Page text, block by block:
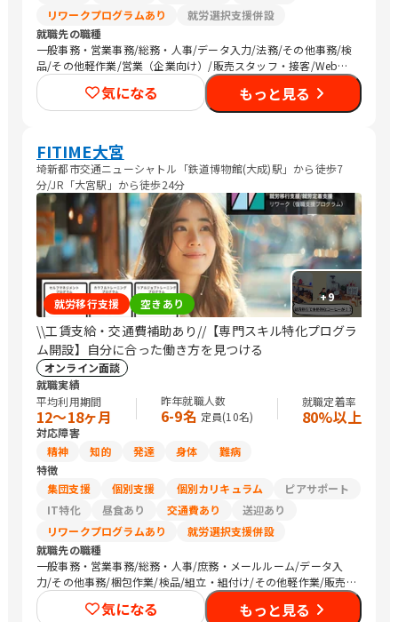
リワークプログラムあり
就労選択支援併設
就職先の職種
一般事務・営業事務/総務・人事/データ入力/法務/その他事務/検
品/その他軽作業/営業（企業向け）/販売スタッフ・接客/Web制
作/デザイナー/清掃/農作業
気になる もっと見る
FITIME大宮
埼新都市交通ニューシャトル「鉄道博物館(大成)駅」から徒歩7
分/JR「大宮駅」から徒歩24分
+9
就労移行支援 空きあり
\\工賃支給・交通費補助あり//【専門スキル特化プログラ
ム開設】自分に合った働き方を見つける
オンライン面談
就職実績
平均利用期間
12〜18ヶ月
昨年就職人数
6-9名 定員(10名)
就職定着率
80%以上
対応障害
精神
知的 発達 身体
難病
特徴
集団支援
個別支援 個別カリキュラム
ピアサポート
IT特化
昼食あり 交通費あり
送迎あり
リワークプログラムあり
就労選択支援併設
就職先の職種
一般事務・営業事務/総務・人事/庶務・メールルーム/データ入
力/その他事務/梱包作業/検品/組立・組付け/その他軽作業/販売
スタッフ・接客/バックヤード・商品管理/生産・製造オペレーシ
ョン/CADオペレーター/その他専門職/農作業
気になる もっと見る